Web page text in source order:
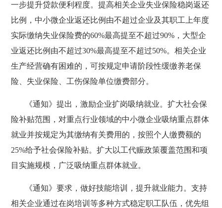
一步提升贷款便利程度。提高相关企业失业保险稳岗返还
比例，中小微企业返还比例由不超过企业及其职工上年度
实际缴纳失业保险费的60%最高提至不超过90%，大型企
业返还比例由不超过30%最高提至不超过50%。相关企业
生产经营确有困难的，可按规定申请阶段性缓缴养老保
险、失业保险、工伤保险单位缴费部分。
《通知》提出，激励企业扩岗吸纳就业。扩大社会保
险补贴范围，对重点行业领域的中小微企业吸纳重点群体
就业并按规定为其缴纳有关费用的，按照个人缴费额的
25%给予社会保险补贴。扩大以工代赈政策覆盖范围和项
目实施规模，广泛吸纳重点群体就业。
《通知》要求，做好技能培训，提升就业能力。支持
相关企业通过在岗培训等多种方式稳定职工队伍，优先组